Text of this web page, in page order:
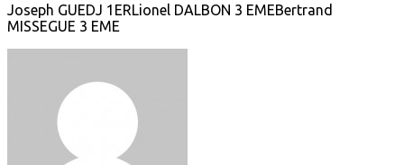
Joseph GUEDJ 1ERLionel DALBON 3 EMEBertrand
MISSEGUE 3 EME